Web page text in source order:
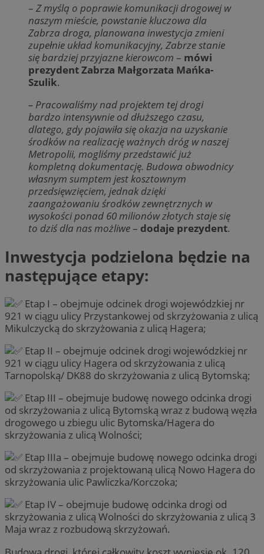
– Z myślą o poprawie komunikacji drogowej w
naszym mieście, powstanie kluczowa dla
Zabrza droga, planowana inwestycja zmieni
zupełnie układ komunikacyjny, Zabrze stanie
się bardziej przyjazne kierowcom – mówi
prezydent Zabrza Małgorzata Mańka-
Szulik.
– Pracowaliśmy nad projektem tej drogi
bardzo intensywnie od dłuższego czasu,
dlatego, gdy pojawiła się okazja na uzyskanie
środków na realizację ważnych dróg w naszej
Metropolii, mogliśmy przedstawić już
kompletną dokumentację. Budowa obwodnicy
własnym sumptem jest kosztownym
przedsięwzięciem, jednak dzięki
zaangażowaniu środków zewnętrznych w
wysokości ponad 60 milionów złotych staje się
to dziś dla nas możliwe– dodaje prezydent.
Inwestycja podzielona będzie na
następujące etapy:
Etap I – obejmuje odcinek drogi wojewódzkiej nr
921 w ciągu ulicy Przystankowej od skrzyżowania z ulicą
Mikulczycką do skrzyżowania z ulicą Hagera;
Etap II – obejmuje odcinek drogi wojewódzkiej nr
921 w ciągu ulicy Hagera od skrzyżowania z ulicą
Tarnopolską/ DK88 do skrzyżowania z ulicą Bytomską;
Etap III – obejmuje budowę nowego odcinka drogi
od skrzyżowania z ulicą Bytomską wraz z budową węzła
drogowego u zbiegu ulic Bytomska/Hagera do
skrzyżowania z ulicą Wolności;
Etap IIIa – obejmuje budowę nowego odcinka drogi
od skrzyżowania z projektowaną ulicą Nowo Hagera do
skrzyżowania ulic Pawliczka/Korczoka;
Etap IV – obejmuje budowę odcinka drogi od
skrzyżowania z ulicą Wolności do skrzyżowania z ulicą 3
Maja wraz z rozbudową skrzyżowań.